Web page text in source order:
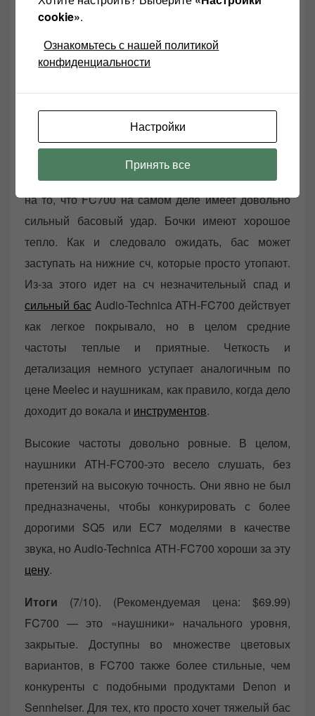
обращая внимания на внешний мир.
Звук(5.75/10): звук Audio-Technica ATH-FC700
вполне типичен для <$50 портативных наушников
— большой бас, теплые средние частоты,
высокие частоты расслабленные. Бас
впечатляющий и полнозвучный. Он немного
медленный и мутный, что делает общее звучание
несколько рыхлым и слишком мягким, несмотря
на то, что FC700 на самом деле имеет довольно
сильный басовый удар. Бочки имеют хорошое
тепло. Как и следовало ожидать, бас может
заступать на нижние сч, которые просто утопают.
Из-за этого идет на сч незначительный спад и
сильный басAudio-Technica ATH-FC700 действует
как легкое покрывало, но в целом средние
частоты теплые и приятные. Четкость и
детализация немного уступает аналогичным по
цене Meelec и наушникам, как правило, когда дело
доходит до вокала и инструментов.
Высокие частоты довольно ровные. В целом,
наушники ATH-FC700-это весело слушать, без
претензий на высокую точность. Они явно не был
предназначены, чтобы конкурировать с более
дорогими SQ5 или ЕС7 моделями в качестве
звука, но Audio-Technica ATH-FC700 хороши за эту
цену.
Итоги (7/10). (Рекомендуемая цена: $69.99)
FC700 — это «наушники» начального уровня,
закрытые. Доступны во множестве цветовых
вариантов, в FC700 также более стильные, чем
конкуренты с подобными продуктами Denon и
Sennheiser. Для тех, кто просто хочет тяжелый бас
cookie».
Ознакомьтесь с нашей политикой
конфиденциальности
Настройки
Принять все